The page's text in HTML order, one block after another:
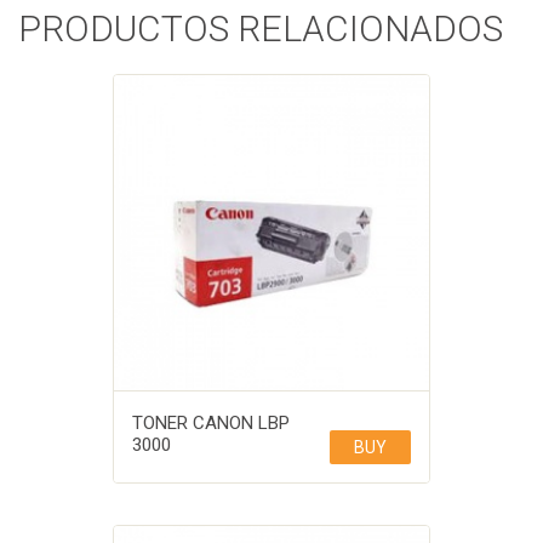
PRODUCTOS RELACIONADOS
TONER CANON LBP
3000
BUY